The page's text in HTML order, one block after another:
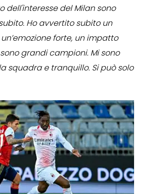
dell'interesse del Milan sono
Ho avvertito subito un
forte, un impatto
grandi campioni. Mi sono
squadra e tranquillo. Si può solo